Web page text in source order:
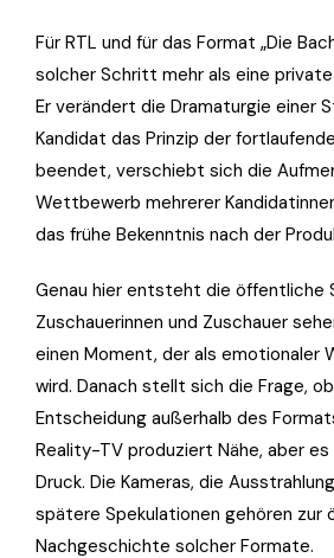
Für RTL und für das Format „Die
solcher Schritt mehr als eine
Er verändert die Dramaturgie einer
Kandidat das Prinzip der
beendet, verschiebt sich die
Wettbewerb mehrerer
das frühe Bekenntnis nach der
Genau hier entsteht die öffentliche
Zuschauerinnen und Zuschauer
einen Moment, der als emotionaler
wird. Danach stellt sich die Frage,
Entscheidung außerhalb des
Reality-TV produziert Nähe, aber
Druck. Die Kameras, die
spätere Spekulationen gehören zur
Nachgeschichte solcher Formate.